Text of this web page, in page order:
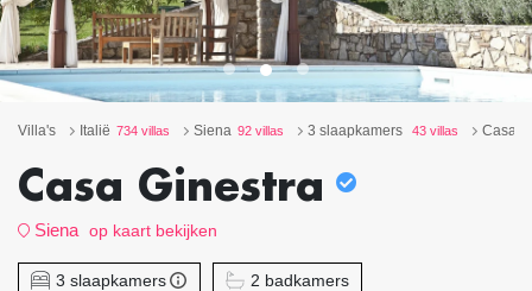
Villa's Italië 734 villas Siena 92 villas 3 slaapkamers 43 villas Casa
Casa Ginestra
Siena op kaart bekijken
3 slaapkamers 2 badkamers